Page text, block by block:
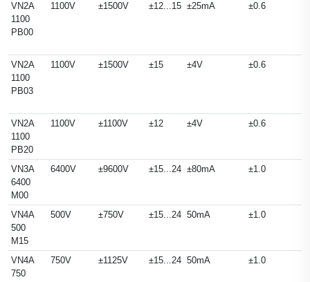
VN2A
1100
PB00
1100V ±1500V ±12...15 ±25mA ±0.6
VN2A
1100
PB03
1100V ±1500V ±15 ±4V ±0.6
VN2A
1100
PB20
1100V ±1100V ±12 ±4V ±0.6
VN3A
6400
M00
6400V ±9600V ±15...24 ±80mA ±1.0
VN4A
500
M15
500V ±750V ±15...24 50mA ±1.0
VN4A
750
750V ±1125V ±15...24 50mA ±1.0